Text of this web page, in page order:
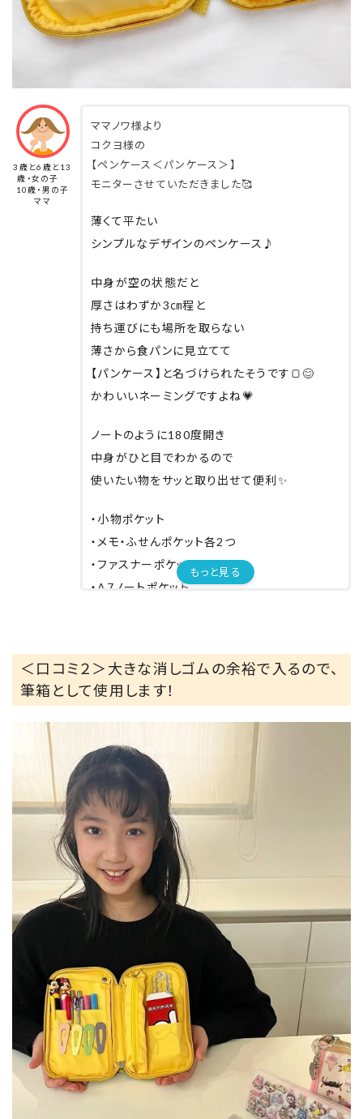
3歳と6歳と13
歳・女の子
10歳・男の子
ママ
ママノワ様より
コクヨ様の
【ペンケース＜パンケース＞】
モニターさせていただきました🥰
薄くて平たい
シンプルなデザインのペンケース♪
中身が空の状態だと
厚さはわずか3㎝程と
持ち運びにも場所を取らない
薄さから食パンに見立てて
【パンケース】と名づけられたそうです🍞😊
かわいいネーミングですよね💗
ノートのように180度開き
中身がひと目でわかるので
使いたい物をサッと取り出せて便利✨
・小物ポケット
・メモ・ふせんポケット各2つ
・ファスナーポケット
・A7ノートポケット
文具やメモ帳などをキレイに
整理して仕分けられます♪
マスキングテープなどをつけられる
ストラップホルダー付き💡
ストラップホルダー付の
ペンケースってあまりないから
これがめちゃめちゃ良くて!!😍
私は子どもたちの写真をつけています🥰
子どもの写真のキーホルダーが
鞄に付けてなくしたら嫌で💦
おうちに眠っていた写真たち
パンケースだと中に付けられて
落とす心配もなく安心だし
いつでも見て癒されるので🥹✨
推し活している方にもおすすめ💗
もっと見る
＜口コミ２＞大きな消しゴムの余裕で入るので、
筆箱として使用します！